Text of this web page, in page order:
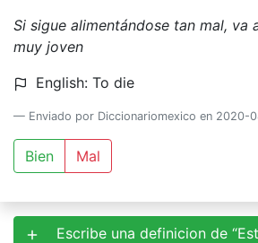
Si sigue alimentándose tan mal, va
muy joven
English: To die
Enviado por Diccionariomexico en 2020-
Bien Mal
Escribe una definicion de